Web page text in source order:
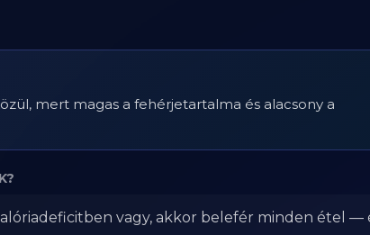
mert magas a fehérjetartalma és alacsony a
vagy, akkor belefér minden étel —